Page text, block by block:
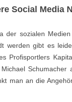
Social Media
der sozialen
werden gibt es
Profisportlers
Schumacher
man an die